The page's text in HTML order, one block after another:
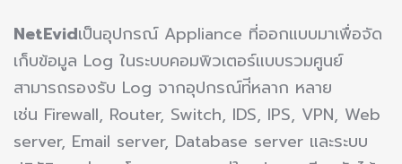
NetEvidเป็นอุปกรณ์ Appliance ที่ออกแบบมาเพื่อจัด
เก็บข้อมูล Log ในระบบคอมพิวเตอร์แบบรวมศูนย์
สามารถรองรับ Log จากอุปกรณ์ท่ีหลาก หลาย
เช่น Firewall, Router, Switch, IDS, IPS, VPN, Web
server, Email server, Database server และระบบ